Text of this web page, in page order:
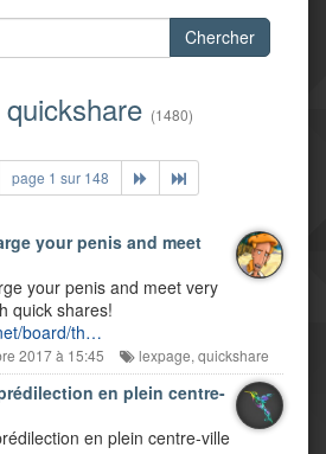
Chercher
(1480)
page 1 sur 148
your penis and meet
your penis and meet very
quick shares!
board/th…
2017 à 15:45 lexpage, quickshare
en plein centre-
en plein centre-ville